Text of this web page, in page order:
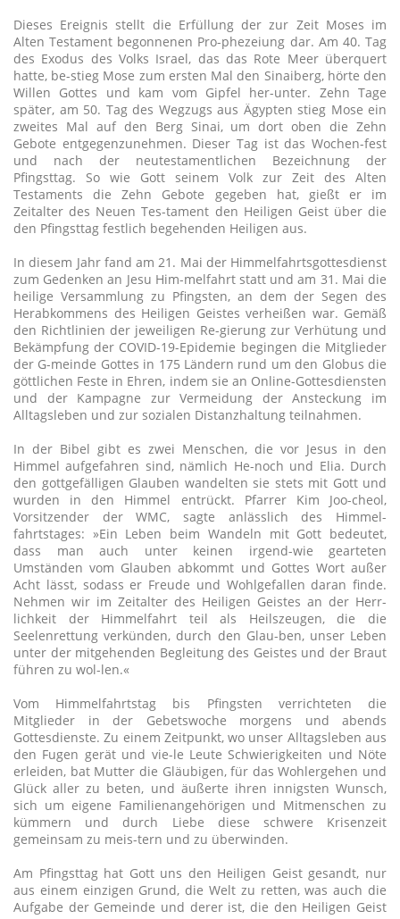
Dieses Ereignis stellt die Erfüllung der zur Zeit Moses im
Alten Testament begonnenen Pro-phezeiung dar. Am 40. Tag
des Exodus des Volks Israel, das das Rote Meer überquert
hatte, be-stieg Mose zum ersten Mal den Sinaiberg, hörte den
Willen Gottes und kam vom Gipfel her-unter. Zehn Tage
später, am 50. Tag des Wegzugs aus Ägypten stieg Mose ein
zweites Mal auf den Berg Sinai, um dort oben die Zehn
Gebote entgegenzunehmen. Dieser Tag ist das Wochen-fest
und nach der neutestamentlichen Bezeichnung der
Pfingsttag. So wie Gott seinem Volk zur Zeit des Alten
Testaments die Zehn Gebote gegeben hat, gießt er im
Zeitalter des Neuen Tes-tament den Heiligen Geist über die
den Pfingsttag festlich begehenden Heiligen aus.
In diesem Jahr fand am 21. Mai der Himmelfahrtsgottesdienst
zum Gedenken an Jesu Him-melfahrt statt und am 31. Mai die
heilige Versammlung zu Pfingsten, an dem der Segen des
Herabkommens des Heiligen Geistes verheißen war. Gemäß
den Richtlinien der jeweiligen Re-gierung zur Verhütung und
Bekämpfung der COVID-19-Epidemie begingen die Mitglieder
der G-meinde Gottes in 175 Ländern rund um den Globus die
göttlichen Feste in Ehren, indem sie an Online-Gottesdiensten
und der Kampagne zur Vermeidung der Ansteckung im
Alltagsleben und zur sozialen Distanzhaltung teilnahmen.
In der Bibel gibt es zwei Menschen, die vor Jesus in den
Himmel aufgefahren sind, nämlich He-noch und Elia. Durch
den gottgefälligen Glauben wandelten sie stets mit Gott und
wurden in den Himmel entrückt. Pfarrer Kim Joo-cheol,
Vorsitzender der WMC, sagte anlässlich des Himmel-
fahrtstages: »Ein Leben beim Wandeln mit Gott bedeutet,
dass man auch unter keinen irgend-wie gearteten
Umständen vom Glauben abkommt und Gottes Wort außer
Acht lässt, sodass er Freude und Wohlgefallen daran finde.
Nehmen wir im Zeitalter des Heiligen Geistes an der Herr-
lichkeit der Himmelfahrt teil als Heilszeugen, die die
Seelenrettung verkünden, durch den Glau-ben, unser Leben
unter der mitgehenden Begleitung des Geistes und der Braut
führen zu wol-len.«
Vom Himmelfahrtstag bis Pfingsten verrichteten die
Mitglieder in der Gebetswoche morgens und abends
Gottesdienste. Zu einem Zeitpunkt, wo unser Alltagsleben aus
den Fugen gerät und vie-le Leute Schwierigkeiten und Nöte
erleiden, bat Mutter die Gläubigen, für das Wohlergehen und
Glück aller zu beten, und äußerte ihren innigsten Wunsch,
sich um eigene Familienangehörigen und Mitmenschen zu
kümmern und durch Liebe diese schwere Krisenzeit
gemeinsam zu meis-tern und zu überwinden.
Am Pfingsttag hat Gott uns den Heiligen Geist gesandt, nur
aus einem einzigen Grund, die Welt zu retten, was auch die
Aufgabe der Gemeinde und derer ist, die den Heiligen Geist